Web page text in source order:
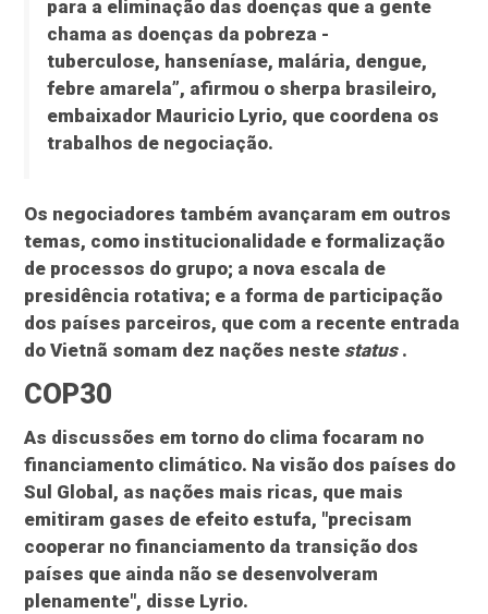
para a eliminação das doenças que a gente
chama as doenças da pobreza -
tuberculose, hanseníase, malária, dengue,
febre amarela”, afirmou o sherpa brasileiro,
embaixador Mauricio Lyrio, que coordena os
trabalhos de negociação.
Os negociadores também avançaram em outros
temas, como institucionalidade e formalização
de processos do grupo; a nova escala de
presidência rotativa; e a forma de participação
dos países parceiros, que com a recente entrada
do Vietnã somam dez nações neste status.
COP30
As discussões em torno do clima focaram no
financiamento climático. Na visão dos países do
Sul Global, as nações mais ricas, que mais
emitiram gases de efeito estufa, "precisam
cooperar no financiamento da transição dos
países que ainda não se desenvolveram
plenamente", disse Lyrio.